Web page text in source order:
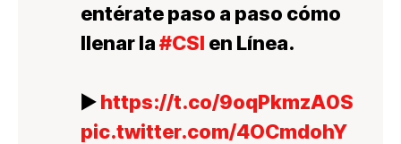
entérate paso a paso cómo
llenar la#CSI en Línea.
▶️https://t.co/9oqPkmzA0S
pic.twitter.com/4OCmdohY